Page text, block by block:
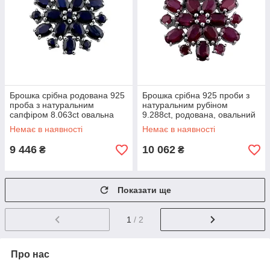
Брошка срібна родована 925
проба з натуральним
сапфіром 8.063ct овальна
Немає в наявності
9 446 ₴
Брошка срібна 925 проби з
натуральним рубіном
9.288ct, родована, овальний
камінь
Немає в наявності
10 062 ₴
Показати ще
1 / 2
Про нас